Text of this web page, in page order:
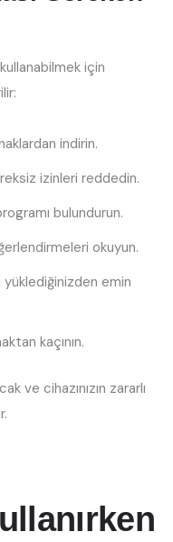
için
indirin.
izinleri reddedin.
bulundurun.
okuyun.
yüklediğinizden emin
kaçının.
ve cihazınızın zararlı